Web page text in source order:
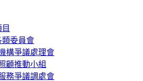
類委員會
構爭議處理會
顧推動小組
務爭議調處會